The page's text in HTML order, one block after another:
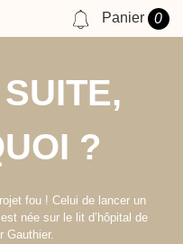
LE MOMENT.
Panier 0
?
fou ! Celui de lancer un
née sur le lit d’hôpital de
Gauthier.